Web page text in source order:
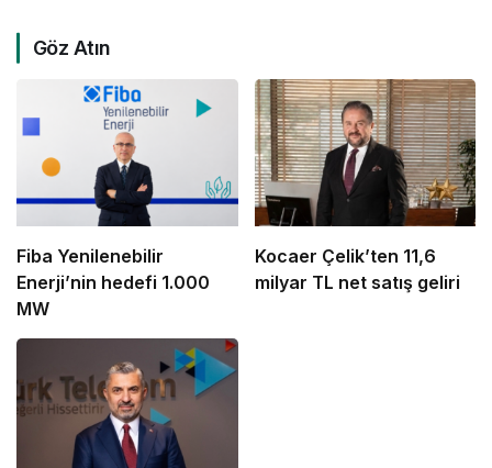
Göz Atın
Fiba Yenilenebilir
Enerji’nin hedefi 1.000
MW
Kocaer Çelik’ten 11,6
milyar TL net satış geliri